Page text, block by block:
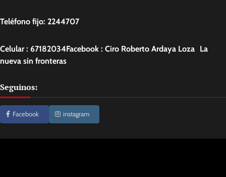
Teléfono fijo: 2244707
Celular : 67182034Facebook : Ciro Roberto Ardaya Loza La
nueva sin fronteras
Seguinos:
Facebook instagram